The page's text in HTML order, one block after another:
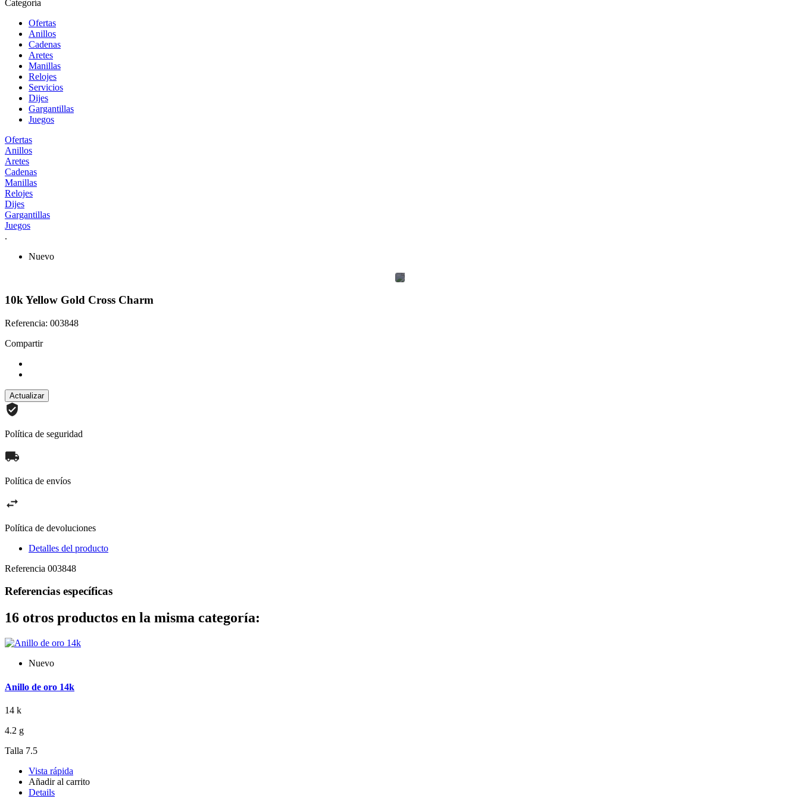
Categoría
Ofertas
Anillos
Cadenas
Aretes
Manillas
Relojes
Servicios
Dijes
Gargantillas
Juegos
Ofertas
Anillos
Aretes
Cadenas
Manillas
Relojes
Dijes
Gargantillas
Juegos
.
Nuevo
10k Yellow Gold Cross Charm
Referencia: 003848
Compartir
Política de seguridad
Política de envíos
Política de devoluciones
Detalles del producto
Referencia 003848
Referencias específicas
16 otros productos en la misma categoría:
Nuevo
Anillo de oro 14k
14 k
4.2 g
Talla 7.5
Vista rápida
Añadir al carrito
Details